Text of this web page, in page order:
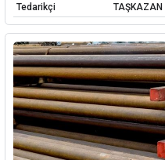
Tedarikçi
TAŞKAZAN